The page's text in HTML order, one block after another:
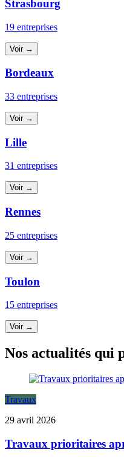
Strasbourg
19 entreprises
Voir →
Bordeaux
33 entreprises
Voir →
Lille
31 entreprises
Voir →
Rennes
25 entreprises
Voir →
Toulon
15 entreprises
Voir →
Nos actualités qui
Travaux
29 avril 2026
Travaux prioritaires